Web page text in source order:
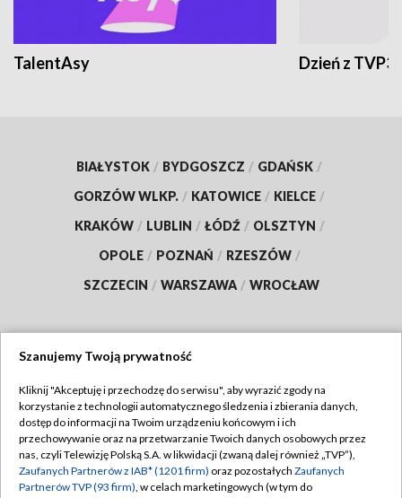
TalentAsy Dzień z TVP3
BIAŁYSTOK / BYDGOSZCZ / GDAŃSK /
GORZÓW WLKP. / KATOWICE / KIELCE /
KRAKÓW / LUBLIN / ŁÓDŹ / OLSZTYN /
OPOLE / POZNAŃ / RZESZÓW /
SZCZECIN / WARSZAWA / WROCŁAW
TVP
Abonament TVP
Emisja w TVP
Regulamin TVP
Polityka prywatności
Szanujemy Twoją prywatność
Kliknij "Akceptuję i przechodzę do serwisu", aby wyrazić zgody na
korzystanie z technologii automatycznego śledzenia i zbierania danych,
dostęp do informacji na Twoim urządzeniu końcowym i ich
przechowywanie oraz na przetwarzanie Twoich danych osobowych przez
nas, czyli Telewizję Polską S.A. w likwidacji (zwaną dalej również „TVP”),
Zaufanych Partnerów z IAB* (1201 firm) oraz pozostałych Zaufanych
Partnerów TVP (93 firm), w celach marketingowych (w tym do